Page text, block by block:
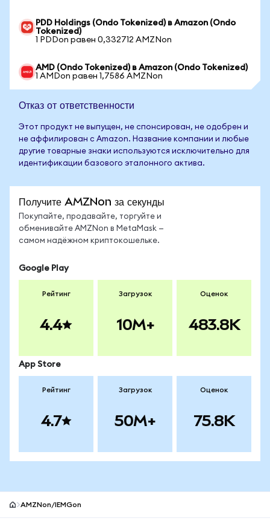
PDD Holdings (Ondo Tokenized) в Amazon (Ondo
Tokenized)
1 PDDon равен 0,332712 AMZNon
AMD (Ondo Tokenized) в Amazon (Ondo Tokenized)
1 AMDon равен 1,7586 AMZNon
Отказ от ответственности
Этот продукт не выпущен, не спонсирован, не одобрен и
не аффилирован с Amazon. Название компании и любые
другие товарные знаки используются исключительно для
идентификации базового эталонного актива.
Получите AMZNon за секунды
Покупайте, продавайте, торгуйте и
обменивайте AMZNon в MetaMask —
самом надёжном криптокошельке.
Google Play
Рейтинг
4.4
Загрузок
10M+
Оценок
483.8K
App Store
Рейтинг
4.7
Загрузок
50M+
Оценок
75.8K
AMZNon/IEMGon